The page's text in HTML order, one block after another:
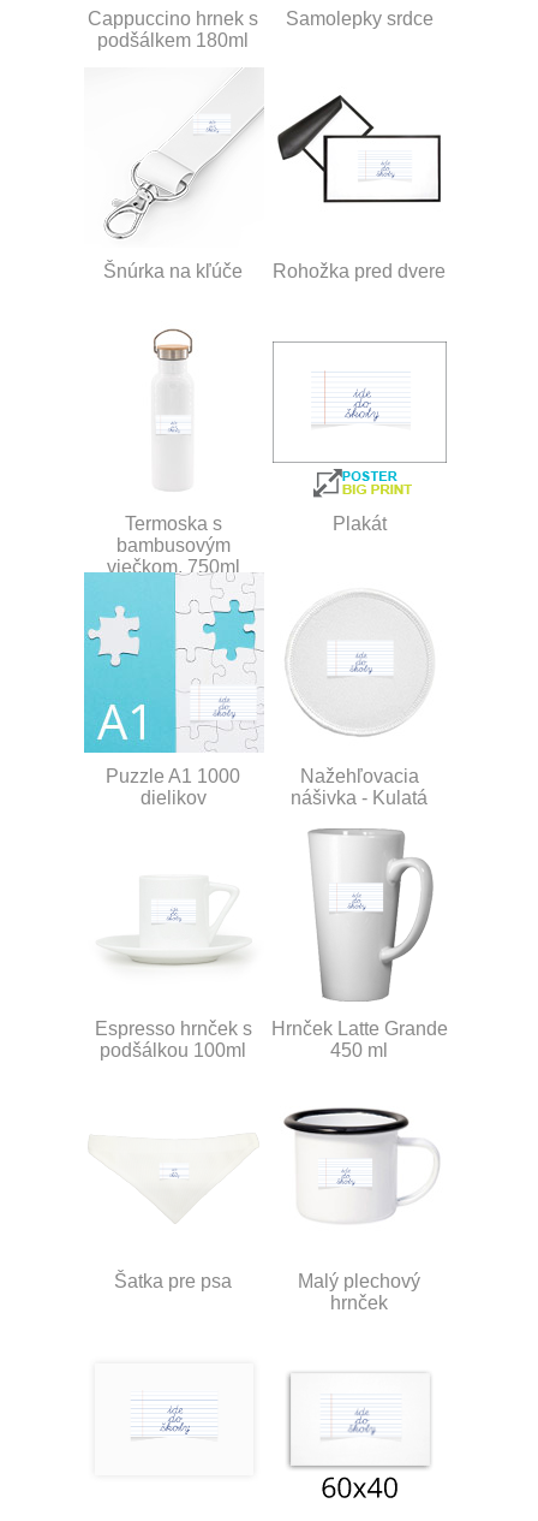
Cappuccino hrnek s
podšálkem 180ml
Samolepky srdce
Šnúrka na kľúče Rohožka pred dvere
Termoska s
bambusovým
viečkom, 750ml
Plakát
Puzzle A1 1000
dielikov
Nažehľovacia
nášivka - Kulatá
Espresso hrnček s
podšálkou 100ml
Hrnček Latte Grande
450 ml
Šatka pre psa
Malý plechový
hrnček